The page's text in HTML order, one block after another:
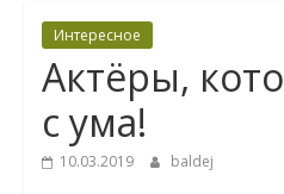
Интересное
Актёры,
с ума!
10.03.2019 baldej